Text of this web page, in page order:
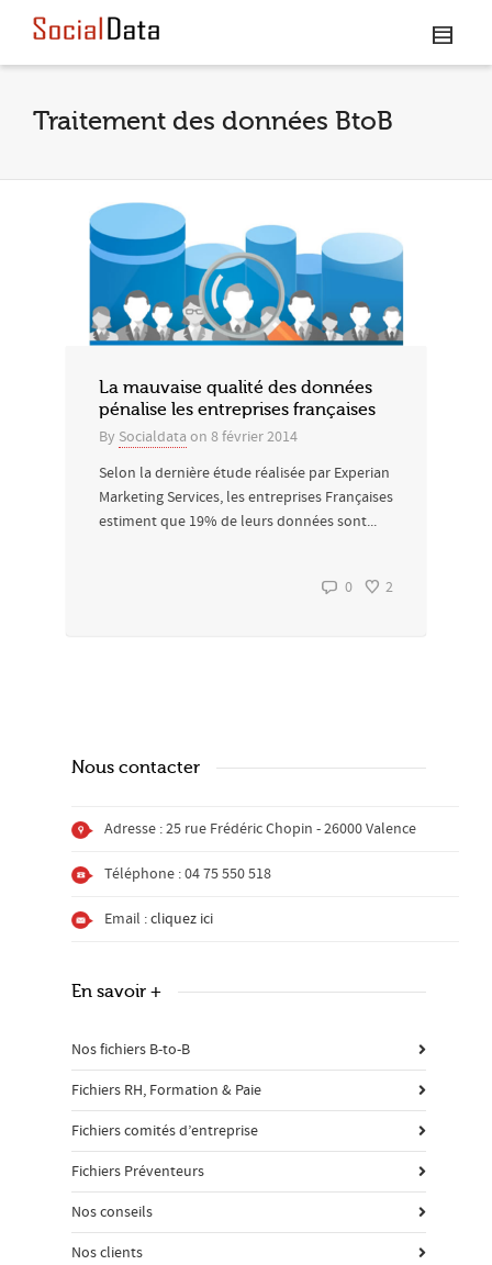
Traitement des données BtoB
La mauvaise qualité des données
pénalise les entreprises françaises
By Socialdata on 8 février 2014
Selon la dernière étude réalisée par Experian
Marketing Services, les entreprises Françaises
estiment que 19% de leurs données sont...
0 2
Nous contacter
Adresse : 25 rue Frédéric Chopin - 26000 Valence
Téléphone : 04 75 550 518
Email :cliquez ici
En savoir +
Nos fichiers B-to-B
Fichiers RH, Formation & Paie
Fichiers comités d’entreprise
Fichiers Préventeurs
Nos conseils
Nos clients